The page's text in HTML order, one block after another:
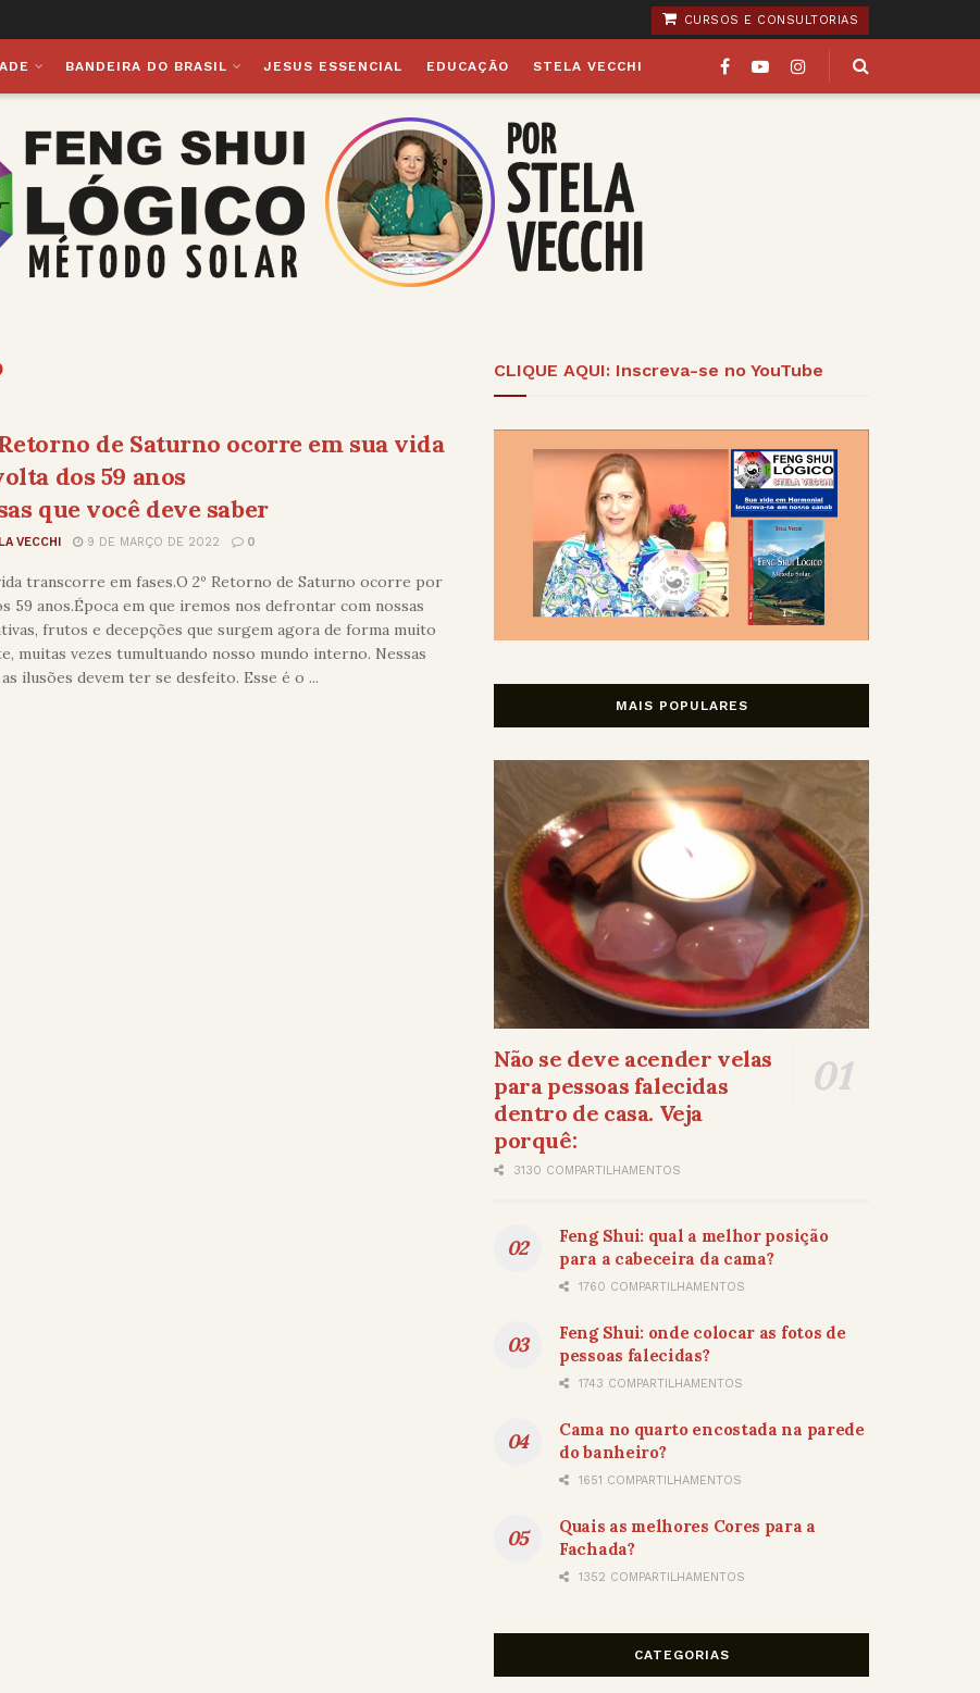
CURSOS E CONSULTORIAS
BANDEIRA DO BRASIL JESUS ESSENCIAL EDUCAÇÃO STELA VECCHI
Retorno de Saturno ocorre em sua vida
dos 59 anos
que você deve saber
VECCHI 9 DE MARÇO DE 2022 0
transcorre em fases.O 2º Retorno de Saturno ocorre por
59 anos.Época em que iremos nos defrontar com nossas
frutos e decepções que surgem agora de forma muito
muitas vezes tumultuando nosso mundo interno. Nessas
ilusões devem ter se desfeito. Esse é o ...
CLIQUE AQUI: Inscreva-se no YouTube
MAIS POPULARES
Não se deve acender velas
para pessoas falecidas
dentro de casa. Veja
porquê:
3130 COMPARTILHAMENTOS
Feng Shui: qual a melhor posição
para a cabeceira da cama?
1760 COMPARTILHAMENTOS
Feng Shui: onde colocar as fotos de
pessoas falecidas?
1743 COMPARTILHAMENTOS
Cama no quarto encostada na parede
do banheiro?
1651 COMPARTILHAMENTOS
Quais as melhores Cores para a
Fachada?
1352 COMPARTILHAMENTOS
CATEGORIAS